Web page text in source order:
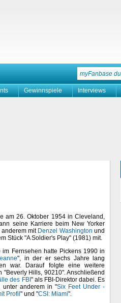
Gewinnspiele Interviews
am 26. Oktober 1954 in Cleveland,
seine Karriere beim New Yorker
anderem mit Denzel Washington und
Stück "A Soldier's Play" (1981) mit.
Fernsehen hatte Pickens 1990 in
", in der er sechs Jahre lang
war. Darauf folgte eine weitere
Hills, 90210". Anschließend
des FBI " als FBI-Direktor dabei. Es
unter anderem in "Six Feet Under -
Profil " und "CSI: Miami".